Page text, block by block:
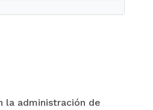
la administración de